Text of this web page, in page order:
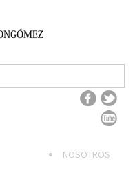
NOSOTROS